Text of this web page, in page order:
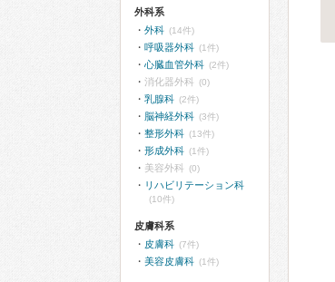
外科系
外科 (14件)
呼吸器外科 (1件)
心臓血管外科 (2件)
消化器外科 (0)
乳腺科 (2件)
脳神経外科 (3件)
整形外科 (13件)
形成外科 (1件)
美容外科 (0)
リハビリテーション科
(10件)
皮膚科系
皮膚科 (7件)
美容皮膚科 (1件)